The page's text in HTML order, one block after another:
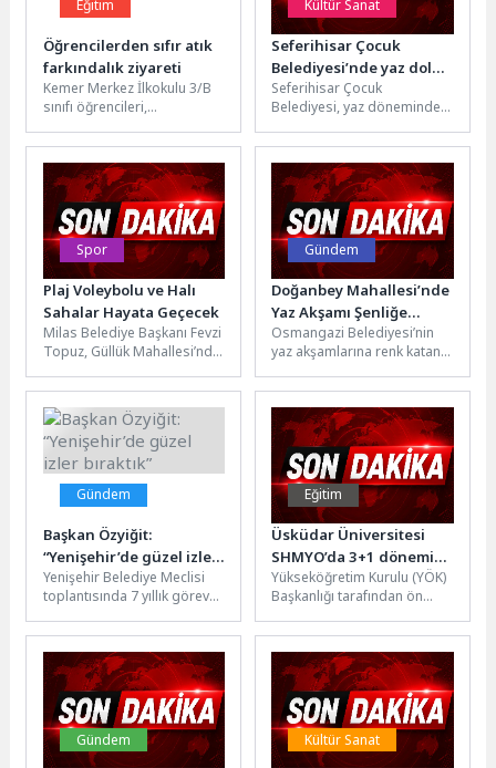
Eğitim
Öğrencilerden sıfır atık
farkındalık ziyareti
Kemer Merkez İlkokulu 3/B
sınıfı öğrencileri,
eşliğinde 30 Mart
Uluslararası Sıfır Atık...
Kültür Sanat
Seferihisar Çocuk
Belediyesi’nde yaz dolu
dolu geçiyor
Seferihisar Çocuk
Belediyesi, yaz döneminde
sanatsal, sportif ve kültürel
gelişimlerini destekleyen
birbirinden...
Spor
Plaj Voleybolu ve Halı
Sahalar Hayata Geçecek
Milas Belediye Başkanı Fevzi
Topuz, Güllük Mahallesi’nde
yürütülen çevre düzenlemesi
ve üstyapı...
Gündem
Doğanbey Mahallesi’nde
Yaz Akşamı Şenliğe
Dönüştü
Osmangazi Belediyesi’nin
yaz akşamlarına renk katan
Mahallesi’nde yoğun
katılımla gerçekleşti.
Çocuklar için...
Gündem
Başkan Özyiğit:
“Yenişehir’de güzel izler
bıraktık”
Yenişehir Belediye Meclisi
toplantısında 7 yıllık görev
Başkan Abdullah Özyiğit, "6
Temel İlke"...
Eğitim
Üsküdar Üniversitesi
SHMYO’da 3+1 dönemi
başlıyor!
Yükseköğretim Kurulu (YÖK)
Başkanlığı tarafından ön
hayata geçirilen 3+1
İşletmede Mesleki Eğitim...
Gündem Kültür Sanat